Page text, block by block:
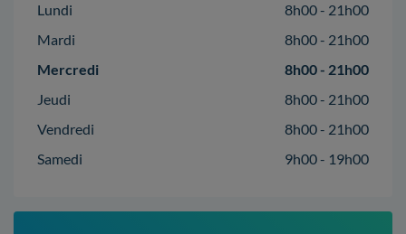
Lundi
8h00 - 21h00
Mardi
8h00 - 21h00
Mercredi
8h00 - 21h00
Jeudi
8h00 - 21h00
Vendredi
8h00 - 21h00
Samedi
9h00 - 19h00